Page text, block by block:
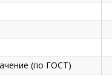
(по ГОСТ)